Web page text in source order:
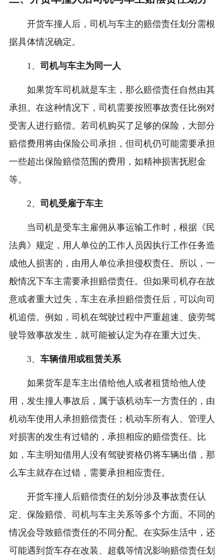
开货车撞人后，司机与车主的赔偿责任划分需根
据具体情况确定。
1、 司机与车主为同一人
如果货车司机就是车主，那么赔偿责任自然由其
承担。在这种情况下，司机需要按照事故责任比例对
受害人进行赔偿。若司机购买了足够的保险，大部分
赔偿费用将由保险公司承担，但司机仍可能需要承担
一些超出保险赔偿范围的费用，如精神损害抚慰金
等。
2、 司机受雇于车主
当司机是受车主雇佣从事运输工作时，根据《民
法典》规定，用人单位的工作人员因执行工作任务造
成他人损害的，由用人单位承担侵权责任。所以，一
般情况下车主需要承担赔偿责任。但如果司机存在故
意或者重大过失，车主在承担赔偿责任后，可以向司
机追偿。例如，司机在驾驶过程中严重超速、疲劳驾
驶导致事故发生，就可能被认定为存在重大过失。
3、 车辆借用或租赁关系
如果货车是车主出借给他人或者租赁给他人使
用，发生撞人事故后，属于该机动车一方责任的，由
机动车使用人承担赔偿责任；机动车所有人、管理人
对损害的发生有过错的，承担相应的赔偿责任。比
如，车主明知借用人没有驾驶资格仍将车辆出借，那
么车主就存在过错，需要承担相应责任。
开货车撞人后赔偿责任的划分涉及事故责任认
定、保险赔偿、司机与车主关系等多个方面。不同的
情况会导致赔偿责任的不同分配。在实际生活中，还
可能遇到货车存在改装、超载等情况影响赔偿责任划